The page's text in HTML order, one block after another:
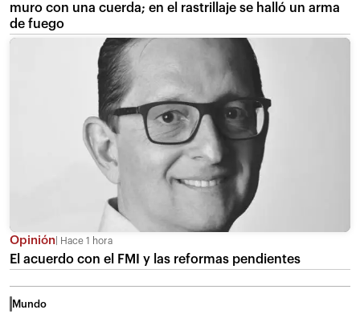
muro con una cuerda; en el rastrillaje se halló un arma
de fuego
Opinión Hace 1 hora
El acuerdo con el FMI y las reformas pendientes
Mundo